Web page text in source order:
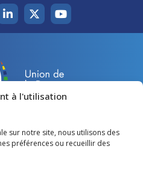
à l'utilisation
sur notre site, nous utilisons des
préférences ou recueillir des
Agir pour la Gironde